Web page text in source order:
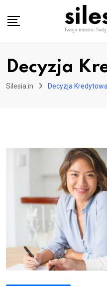
Decyzja
Silesia.in Decyzja Kredytowa